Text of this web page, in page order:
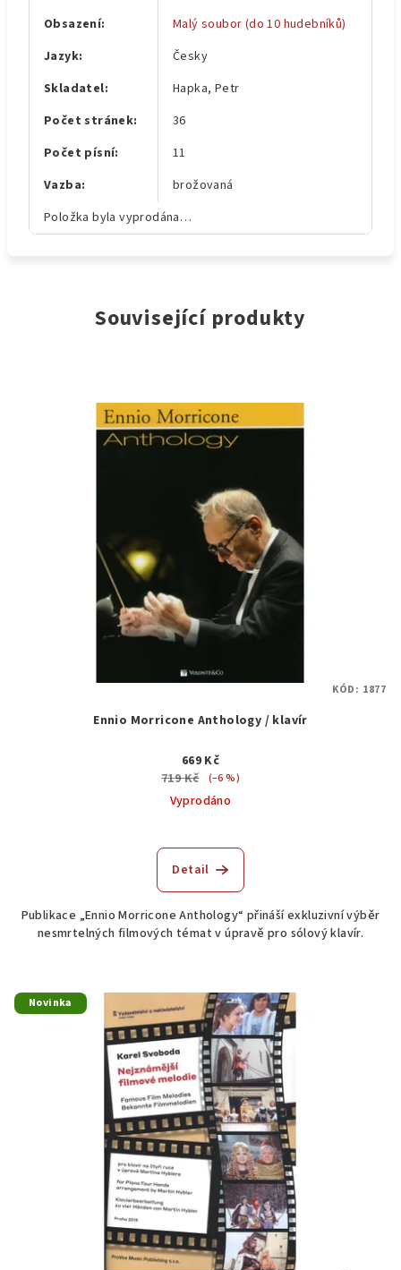
Obsazení:
Malý soubor (do 10 hudebníků)
Jazyk:
Česky
Skladatel:
Hapka, Petr
Počet stránek:
36
Počet písní:
11
Vazba:
brožovaná
Položka byla vyprodána…
Související produkty
Ennio Morricone Anthology / klavír
669 Kč
719 Kč
(–6 %)
Vyprodáno
Detail
Publikace „Ennio Morricone Anthology“ přináší exkluzivní výběr
nesmrtelných filmových témat v úpravě pro sólový klavír.
KÓD: 1877
Novinka